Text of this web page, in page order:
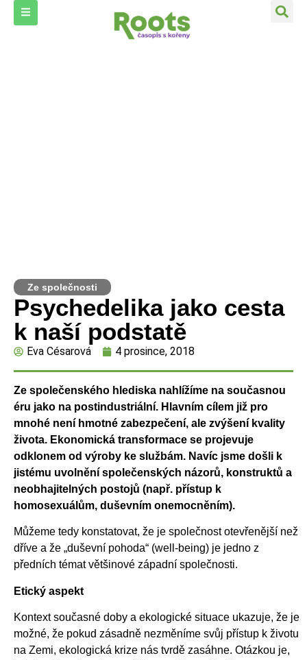
Ze společnosti
Psychedelika jako cesta
k naší podstatě
Eva Césarová 4 prosince, 2018
Ze společenského hlediska nahlížíme na současnou
éru jako na postindustriální. Hlavním cílem již pro
mnohé není hmotné zabezpečení, ale zvýšení kvality
života. Ekonomická transformace se projevuje
odklonem od výroby ke službám. Navíc jsme došli k
jistému uvolnění společenských názorů, konstruktů a
neobhajitelných postojů (např. přístup k
homosexuálům, duševním onemocněním).
Můžeme tedy konstatovat, že je společnost otevřenější než
dříve a že „duševní pohoda“ (well-being) je jedno z
předních témat většinové západní společnosti.
Etický aspekt
Kontext současné doby a ekologické situace ukazuje, že je
možné, že pokud zásadně nezměníme svůj přístup k životu
na Zemi, ekologická krize nás tvrdě zasáhne. Otázkou je,